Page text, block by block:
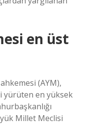
en üst
(AYM),
yürüten en yüksek
Millet Meclisi